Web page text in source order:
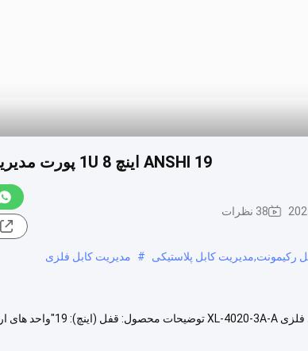
ANSHI 19 اینچ 1U 8 پورت مدیریت کابل فلزی XL-4020-3A-A
38 نظرات
رکیمونت,مدیریت کابل پلاستیکی # مدیریت کابل فلزی